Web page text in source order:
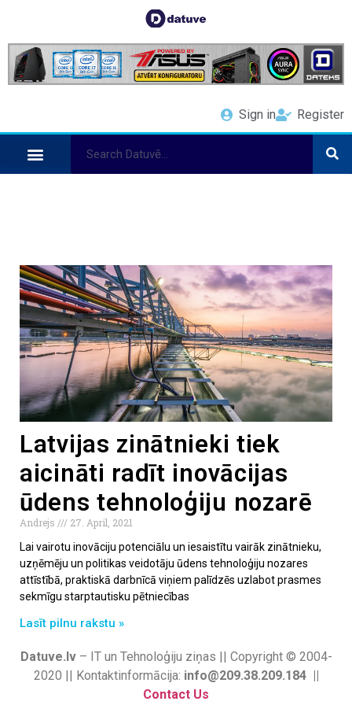
Sign in Register
Latvijas zinātnieki tiek
aicināti radīt inovācijas
ūdens tehnoloģiju nozarē
Andrejs
27. April, 2021
Lai vairotu inovāciju potenciālu un iesaistītu vairāk zinātnieku,
uzņēmēju un politikas veidotāju ūdens tehnoloģiju nozares
attīstībā, praktiskā darbnīcā viņiem palīdzēs uzlabot prasmes
sekmīgu starptautisku pētniecības
Lasīt pilnu rakstu »
Datuve.lv– IT un Tehnoloģiju ziņas || Copyright © 2004-
2020 || Kontaktinformācija: info@209.38.209.184 ||
Contact Us